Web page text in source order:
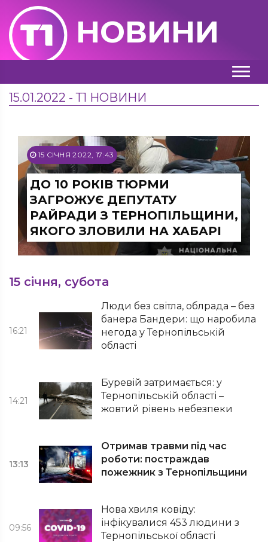
НОВИНИ
15.01.2022 - Т1 НОВИНИ
15 СІЧНЯ 2022, 17:43
ДО 10 РОКІВ ТЮРМИ
ЗАГРОЖУЄ ДЕПУТАТУ
РАЙРАДИ З ТЕРНОПІЛЬЩИНИ,
ЯКОГО ЗЛОВИЛИ НА ХАБАРІ
15 січня, субота
16:21
Люди без світла, облрада – без
банера Бандери: що наробила
негода у Тернопільській
області
14:21
Буревій затримається: у
Тернопільській області –
жовтий рівень небезпеки
13:13
Отримав травми під час
роботи: постраждав
пожежник з Тернопільщини
09:56
Нова хвиля ковіду:
інфікувалися 453 людини з
Тернопільської області